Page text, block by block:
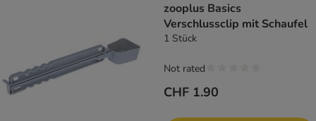
zooplus Basics
Verschlussclip mit Schaufel
1 Stück
CHF 1.90
Not rated